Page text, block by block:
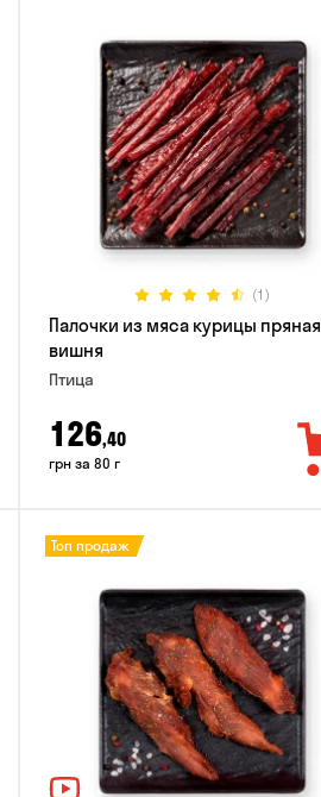
(1)
Палочки из мяса курицы пряная
вишня
Птица
126,40
грн за 80 г
Топ продаж